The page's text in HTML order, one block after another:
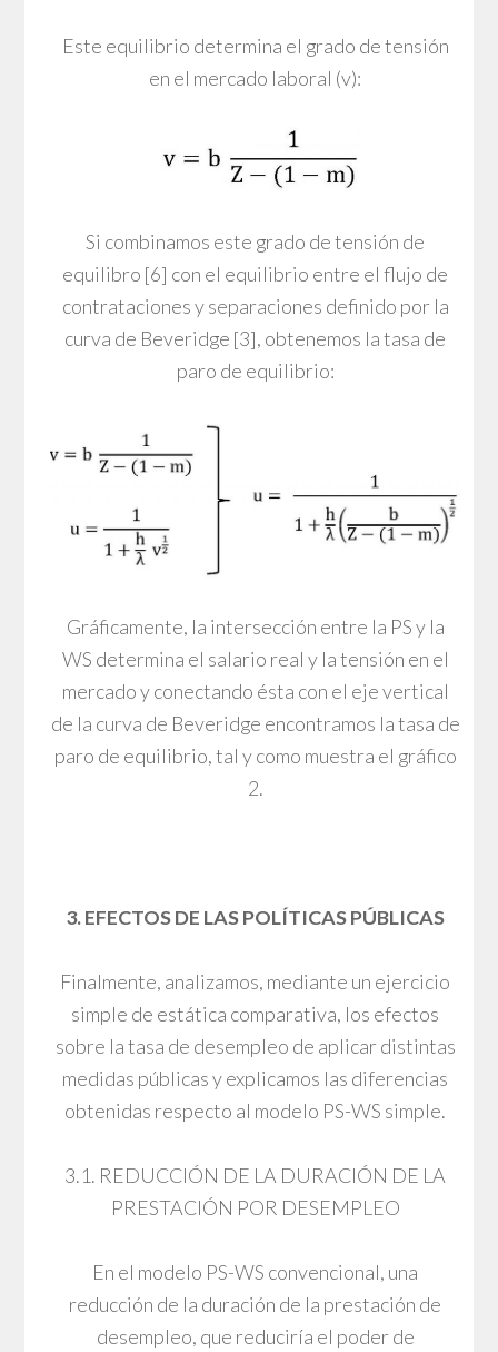
Este equilibrio determina el grado de tensión
en el mercado laboral (v):
Si combinamos este grado de tensión de
equilibro [6] con el equilibrio entre el flujo de
contrataciones y separaciones definido por la
curva de Beveridge [3], obtenemos la tasa de
paro de equilibrio:
Gráficamente, la intersección entre la PS y la
WS determina el salario real y la tensión en el
mercado y conectando ésta con el eje vertical
de la curva de Beveridge encontramos la tasa de
paro de equilibrio, tal y como muestra el gráfico
2.
3. EFECTOS DE LAS POLÍTICAS PÚBLICAS
Finalmente, analizamos, mediante un ejercicio
simple de estática comparativa, los efectos
sobre la tasa de desempleo de aplicar distintas
medidas públicas y explicamos las diferencias
obtenidas respecto al modelo PS-WS simple.
3.1. REDUCCIÓN DE LA DURACIÓN DE LA
PRESTACIÓN POR DESEMPLEO
En el modelo PS-WS convencional, una
reducción de la duración de la prestación de
desempleo, que reduciría el poder de